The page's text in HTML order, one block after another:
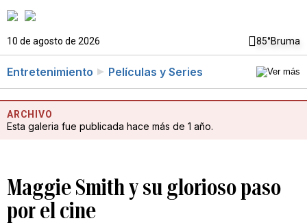
10 de agosto de 2026 85°Bruma
Entretenimiento Películas y Series
ARCHIVO
Esta galeria fue publicada hace más de 1 año.
Maggie Smith y su glorioso paso
por el cine